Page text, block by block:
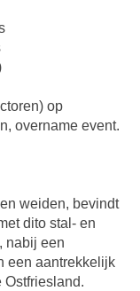
op
overname event.
weiden, bevindt
dito stal- en
nabij een
een aantrekkelijk